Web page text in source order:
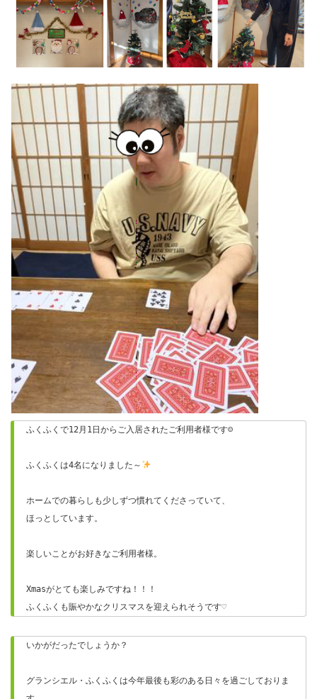
ふくふくで12月1日からご入居されたご利用者様です☺
ふくふくは4名になりました～
ホームでの暮らしも少しずつ慣れてくださっていて、
ほっとしています。
楽しいことがお好きなご利用者様。
Xmasがとても楽しみですね！！！
ふくふくも賑やかなクリスマスを迎えられそうです♡
いかがだったでしょうか？
グランシエル・ふくふくは今年最後も彩のある日々を過ごしておりま